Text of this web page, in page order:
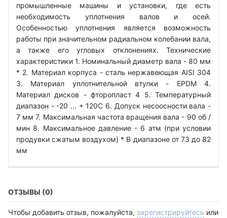
промышленные машины и установки, где есть
необходимость уплотнения валов и осей.
Особенностью уплотнения является возможность
работы при значительном радиальном колебании вала,
а также его угловых отклонениях. Технические
характеристики 1. Номинальный диаметр вала - 80 мм
* 2. Материал корпуса - сталь нержавеющая AISI 304
3. Материал уплотнительной втулки - EPDM 4.
Материал дисков - фторопласт 4 5. Температурный
диапазон - -20 ... + 120С 6. Допуск несоосности вала -
7 мм 7. Максимальная частота вращения вала - 90 об /
мин 8. Максимальное давление - 6 атм (при условии
продувки сжатым воздухом) * В диапазоне от 73 до 82
мм
ОТЗЫВЫ (0)
Чтобы добавить отзыв, пожалуйста, зарегистрируйтесь или